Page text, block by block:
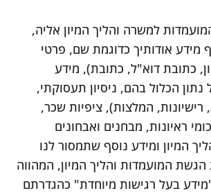
למשרה והליך המיון אליה,
מידע אודותיך כדוגמת שם, פרטי
כתובת דוא"ל, כתובת), מידע
נתון הכלול בהם, ניסיון תעסוקתי,
המלצות), ציפיות שכר,
ראיונות, מבחנים ואבחונים
המיון ומידע נוסף שתמסור לנו
המועמדות והליך המיון, המהווה
בעל רגישות מיוחדת" כהגדרתם